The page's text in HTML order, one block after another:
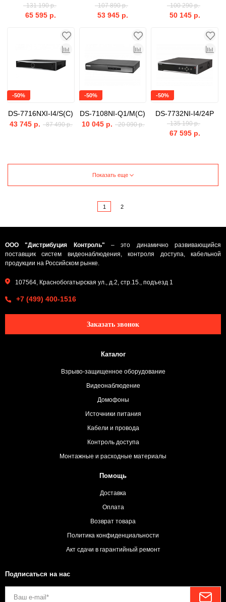
131 190 р.
65 595 р.
107 890 р.
53 945 р.
100 290 р.
50 145 р.
-50%
DS-7716NXI-I4/S(C)
87 490 р.
43 745 р.
-50%
DS-7108NI-Q1/M(C)
20 090 р.
10 045 р.
-50%
DS-7732NI-I4/24P
135 190 р.
67 595 р.
Показать еще
1 2
ООО "Дистрибуция Контроль" – это динамично развивающийся
поставщик систем видеонаблюдения, контроля доступа, кабельной
продукции на Российском рынке.
107564, Краснобогатырская ул., д.2, стр.15., подъезд 1
+7 (499) 400-1516
Заказать звонок
Каталог
Взрыво-защищенное оборудование
Видеонаблюдение
Домофоны
Источники питания
Кабели и провода
Контроль доступа
Монтажные и расходные материалы
Помощь
Доставка
Оплата
Возврат товара
Политика конфиденциальности
Акт сдачи в гарантийный ремонт
Подписаться на нас